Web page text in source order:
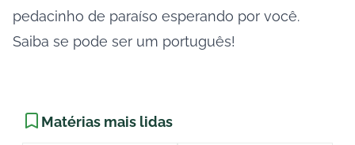
pedacinho de paraíso esperando por você.
Saiba se pode ser um português!
Matérias mais lidas